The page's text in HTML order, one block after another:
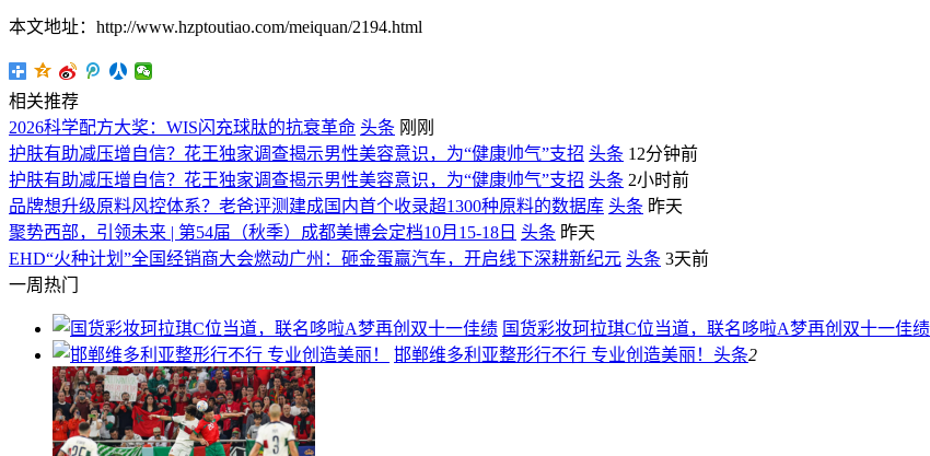
本文地址：http://www.hzptoutiao.com/meiquan/2194.html
相关推荐
2026科学配方大奖：WIS闪充球肽的抗衰革命 头条 刚刚
护肤有助减压增自信？花王独家调查揭示男性美容意识，为“健康帅气”支招 头条 12分钟前
护肤有助减压增自信？花王独家调查揭示男性美容意识，为“健康帅气”支招 头条 2小时前
品牌想升级原料风控体系？老爸评测建成国内首个收录超1300种原料的数据库 头条 昨天
聚势西部，引领未来 | 第54届（秋季）成都美博会定档10月15-18日 头条 昨天
EHD“火种计划”全国经销商大会燃动广州：砸金蛋赢汽车，开启线下深耕新纪元 头条 3天前
一周热门
国货彩妆珂拉琪C位当道，联名哆啦A梦再创双十一佳绩
邯郸维多利亚整形行不行 专业创造美丽！ 头条2